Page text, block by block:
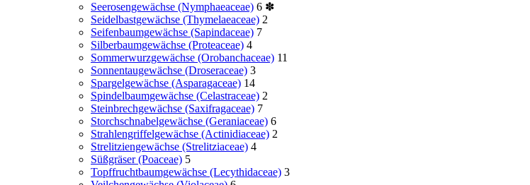
Seerosengewächse (Nymphaeaceae) 6 ✽
Seidelbastgewächse (Thymelaeaceae) 2
Seifenbaumgewächse (Sapindaceae) 7
Silberbaumgewächse (Proteaceae) 4
Sommerwurzgewächse (Orobanchaceae) 11
Sonnentaugewächse (Droseraceae) 3
Spargelgewächse (Asparagaceae) 14
Spindelbaumgewächse (Celastraceae) 2
Steinbrechgewächse (Saxifragaceae) 7
Storchschnabelgewächse (Geraniaceae) 6
Strahlengriffelgewächse (Actinidiaceae) 2
Strelitziengewächse (Strelitziaceae) 4
Süßgräser (Poaceae) 5
Topffruchtbaumgewächse (Lecythidaceae) 3